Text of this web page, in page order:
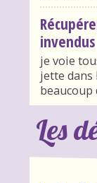
invendus
je voie
jette dans
beaucoup
Les